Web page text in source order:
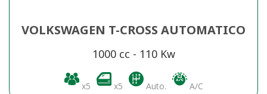
VOLKSWAGEN T-CROSS AUTOMATICO
1000 cc - 110 Kw
x5 x5 Auto. A/C